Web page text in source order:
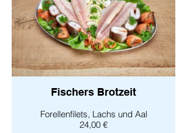
Fischers Brotzeit
Forellenfilets, Lachs und Aal
24,00 €